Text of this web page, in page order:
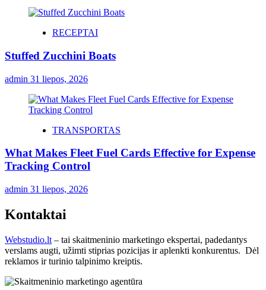
RECEPTAI
Stuffed Zucchini Boats
admin 31 liepos, 2026
TRANSPORTAS
What Makes Fleet Fuel Cards Effective for Expense
Tracking Control
admin 31 liepos, 2026
Kontaktai
Webstudio.lt – tai skaitmeninio marketingo ekspertai, padedantys
verslams augti, užimti stiprias pozicijas ir aplenkti konkurentus. Dėl
reklamos ir turinio talpinimo kreiptis.